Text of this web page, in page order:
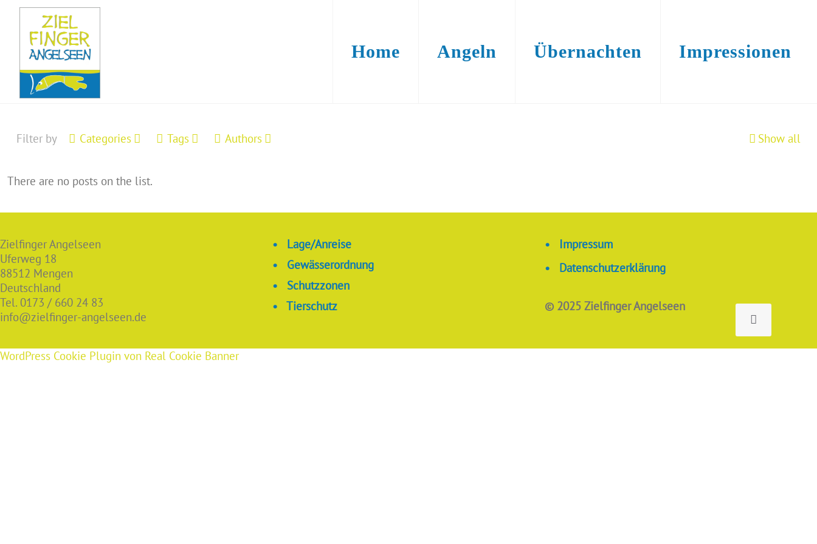
Home Angeln Übernachten Impressionen
Filter by Categories Tags Authors Show all
There are no posts on the list.
Zielfinger Angelseen
Uferweg 18
88512 Mengen
Deutschland
Tel. 0173 / 660 24 83
info@zielfinger-angelseen.de
•
Lage/Anreise
•
Gewässerordnung
•
Schutzzonen
•
Tierschutz
•
Impressum
•
Datenschutzerklärung
© 2025 Zielfinger Angelseen
WordPress Cookie Plugin von Real Cookie Banner